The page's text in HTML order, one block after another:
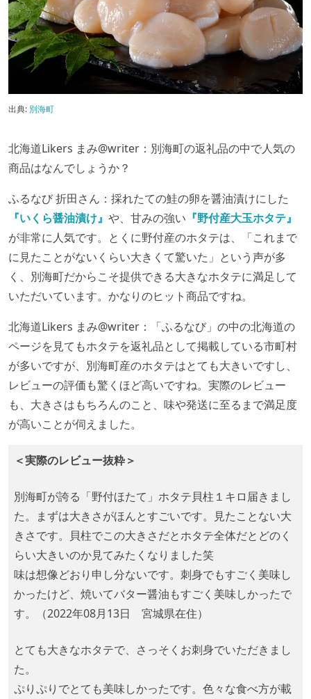
出典: 別海町
北海道Likers まみ@writer：別海町の返礼品の中で人気の
商品はなんでしょうか？
ふるなび 折田さん：採れたての鮭の卵を醤油漬けにした
『いくら醤油漬け』 や、甘みの強い 『野付産大玉ホタテ』
が非常に人気です。とくに野付産のホタテは、「これまで
に見たことがないくらい大きくて驚いた」という声が多
く、別海町だからこそ提供できる大きなホタテに満足して
いただいています。かなりのヒット商品ですね。
北海道Likers まみ@writer：「ふるなび」の中の北海道の
ページを見てもホタテを返礼品として掲載している市町村
が多いですが、別海町産のホタテはとても大きいですし、
レビューの評価も驚くほど高いですね。実際のレビュー
も、大きさはもちろんのこと、味や発送に至るまで満足度
が高いことが伺えました。
＜実際のレビュー抜粋＞
別海町が誇る「野付ほたて」ホタテ貝柱１キロ届きまし
た。まずは大きさがほんとすごいです。見たことない大
きさです。貝柱でこの大きさだとホタテ全体だとどのく
らい大きいのか見てみたくなりました笑
味は想像どおり申し分ないです。刺身でもすごく美味し
かったけど、焼いてバター醤油もすごく美味しかったで
す。（2022年08月13日 宮城県在住）
とても大きなホタテで、さっそくお刺身でいただきまし
た。
ぷりぷりでとても美味しかったです。色々な食べ方が載